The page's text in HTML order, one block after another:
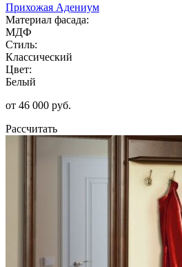
Прихожая Адениум
Материал фасада:
МДФ
Стиль:
Классический
Цвет:
Белый
от 46 000 руб.
Рассчитать